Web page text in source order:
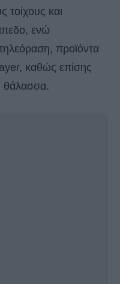
τοίχους και
ενώ
προϊόντα
καθώς επίσης
θάλασσα.